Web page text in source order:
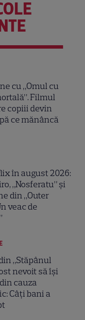
cu „Omul cu
Filmul
copiii devin
ce mănâncă
în august 2026:
„Nosferatu” și
din „Outer
veac de
„Stăpânul
nevoit să își
cauza
Câți bani a